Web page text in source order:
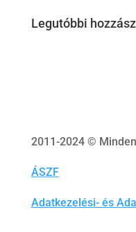
Legutóbbi
2011-2024 ©
ÁSZF
Adatkezelési- és